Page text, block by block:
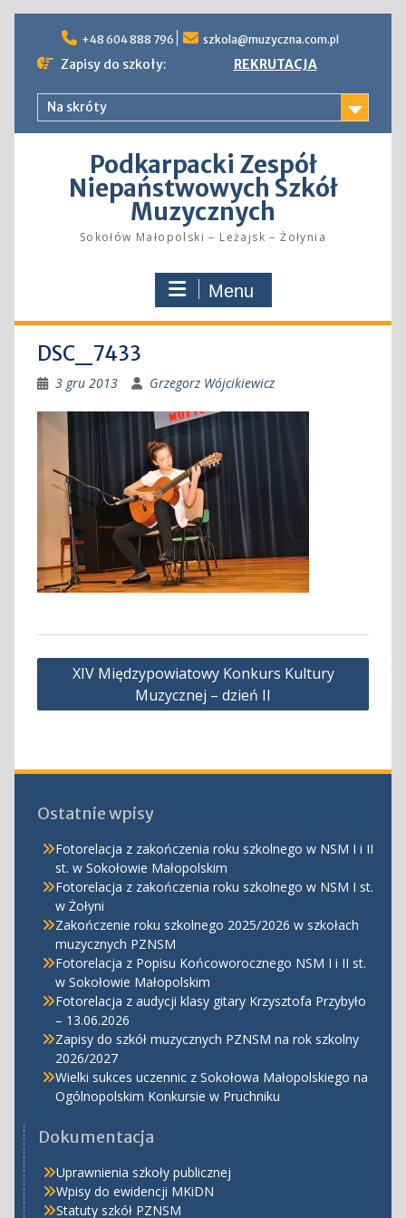
content
+48 604 888 796 szkola@muzyczna.com.pl
Zapisy do szkoły: REKRUTACJA
Na skróty
Podkarpacki Zespół
Niepaństwowych Szkół
Muzycznych
Sokołów Małopolski – Leżajsk – Żołynia
Menu
DSC_7433
3 gru 2013 Grzegorz Wójcikiewicz
Nawigacja
XIV Międzypowiatowy Konkurs Kultury
Muzycznej – dzień II
Ostatnie wpisy
Fotorelacja z zakończenia roku szkolnego w NSM I i II
st. w Sokołowie Małopolskim
Fotorelacja z zakończenia roku szkolnego w NSM I st.
w Żołyni
Zakończenie roku szkolnego 2025/2026 w szkołach
muzycznych PZNSM
Fotorelacja z Popisu Końcoworocznego NSM I i II st.
w Sokołowie Małopolskim
Fotorelacja z audycji klasy gitary Krzysztofa Przybyło
– 13.06.2026
Zapisy do szkół muzycznych PZNSM na rok szkolny
2026/2027
Wielki sukces uczennic z Sokołowa Małopolskiego na
Ogólnopolskim Konkursie w Pruchniku
Dokumentacja
Uprawnienia szkoły publicznej
Wpisy do ewidencji MKiDN
Statuty szkół PZNSM